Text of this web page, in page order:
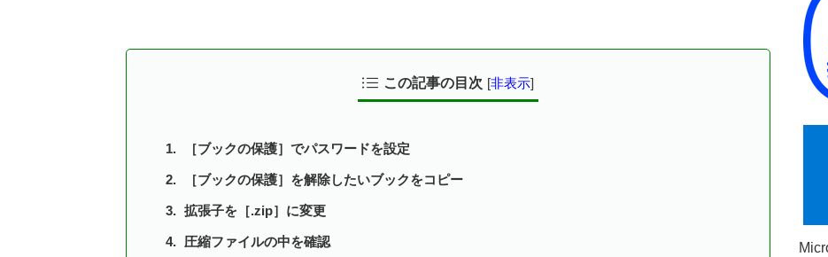
この記事の目次 [非表示]
［ブックの保護］でパスワードを設定
［ブックの保護］を解除したいブックをコピー
拡張子を［.zip］に変更
圧縮ファイルの中を確認